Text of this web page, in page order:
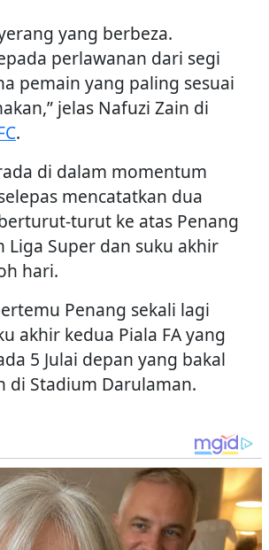
yang berbeza.
perlawanan dari segi
pemain yang paling sesuai
jelas Nafuzi Zain di
.
di dalam momentum
mencatatkan dua
turut ke atas Penang
Liga Super dan suku akhir
hari.
Penang sekali lagi
akhir kedua Piala FA yang
5 Julai depan yang bakal
di Stadium Darulaman.